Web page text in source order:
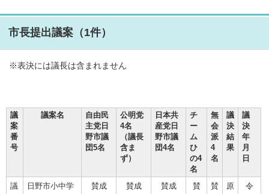
市長提出議案（1件）
※表決には議長は含まれません
議
案
番
号
議案名
自由民
主党日
野市議
団5名
公明党
4名
（議長
含ま
ず）
日本共
産党日
野市議
団4名
チ
ー
ム
ひ
の4
名
無
会
派
4
名
議
決
結
果
議
決
年
月
日
議
日野市小中学
賛成 賛成 賛成
賛
賛
原
令